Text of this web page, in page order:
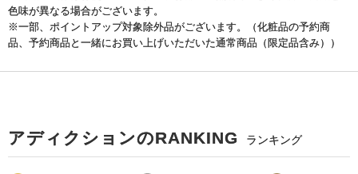
色味が異なる場合がございます。
※一部、ポイントアップ対象除外品がございます。（化粧品の予約商
品、予約商品と一緒にお買い上げいただいた通常商品（限定品含み））
アディクションのRANKING ランキング